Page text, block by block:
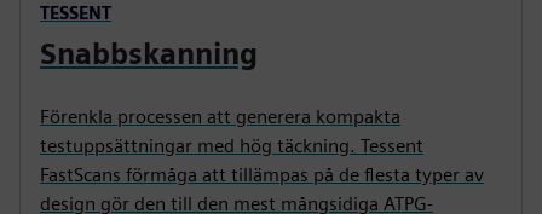
TESSENT
Snabbskanning
Förenkla processen att generera kompakta
testuppsättningar med hög täckning. Tessent
FastScans förmåga att tillämpas på de flesta typer av
design gör den till den mest mångsidiga ATPG-